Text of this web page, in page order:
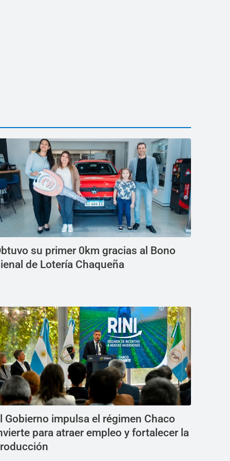
su primer 0km gracias al Bono
de Lotería Chaqueña
Gobierno impulsa el régimen Chaco
para atraer empleo y fortalecer la